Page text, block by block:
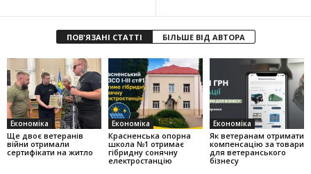
ПОВ'ЯЗАНІ СТАТТІ БІЛЬШЕ ВІД АВТОРА
Економіка
Ще двоє ветеранів
війни отримали
сертифікати на житло
Економіка
Красненська опорна
школа №1 отримає
гібридну сонячну
електростанцію
Економіка
Як ветеранам отримати
компенсацію за товари
для ветеранського
бізнесу